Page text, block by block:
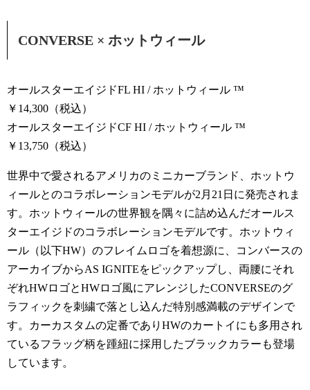
CONVERSE × ホットウィール
オールスターエイジドFL HI / ホットウィール ™
￥14,300（税込）
オールスターエイジドCF HI / ホットウィール ™
￥13,750（税込）
世界中で愛されるアメリカのミニカーブランド、ホットウ
ィールとのコラボレーションモデルが2月21日に発売されま
す。ホットウィールの世界観を隅々に詰め込んだオールス
ターエイジドのコラボレーションモデルです。ホットウィ
ール（以下HW）のフレイムロゴを着想源に、コンバースの
アーカイブからAS IGNITEをピックアップし、両腰にそれ
ぞれHWロゴとHWロゴ風にアレンジしたCONVERSEのグ
ラフィックを刺繍で落とし込んだ特別感満載のデザインで
す。カーカスタムの定番でありHWのカートイにも多用され
ているフラッグ柄を踵紐に採用したブラックカラーも登場
しています。